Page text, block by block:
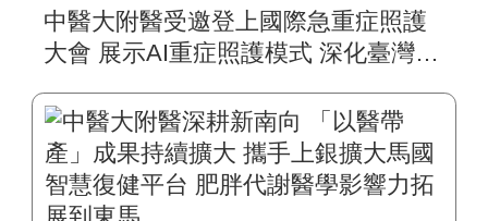
中醫大附醫受邀登上國際急重症照護
大會 展示AI重症照護模式 深化臺灣智